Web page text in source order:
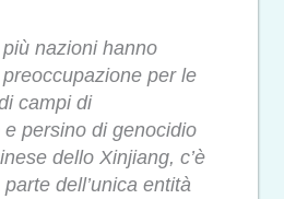
nazioni hanno
per le
campi di
persino di genocidio
dello Xinjiang, c’è
dell’unica entità